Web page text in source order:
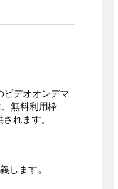
ビデオオンデマ
無料利用枠
れます。
します。